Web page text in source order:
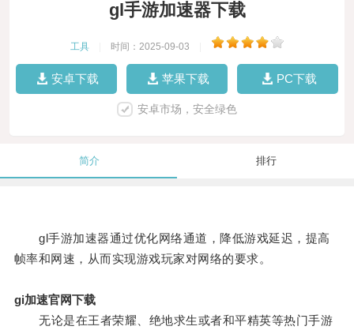
gl手游加速器下载
工具 时间：2025-09-03
安卓下载 苹果下载 PC下载
安卓市场，安全绿色
简介 排行
gl手游加速器通过优化网络通道，降低游戏延迟，提高
帧率和网速，从而实现游戏玩家对网络的要求。
gi加速官网下载
无论是在王者荣耀、绝地求生或者和平精英等热门手游